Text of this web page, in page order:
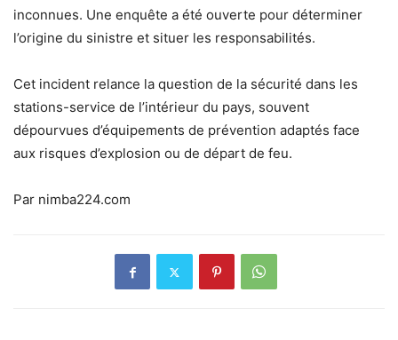
inconnues. Une enquête a été ouverte pour déterminer
l’origine du sinistre et situer les responsabilités.
Cet incident relance la question de la sécurité dans les
stations-service de l’intérieur du pays, souvent
dépourvues d’équipements de prévention adaptés face
aux risques d’explosion ou de départ de feu.
Par nimba224.com